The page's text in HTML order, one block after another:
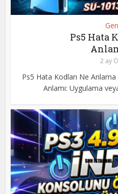
Ps5 Hata
2 ay
Ps5 Hata Kodları Ne
Anlamı: Uygulama